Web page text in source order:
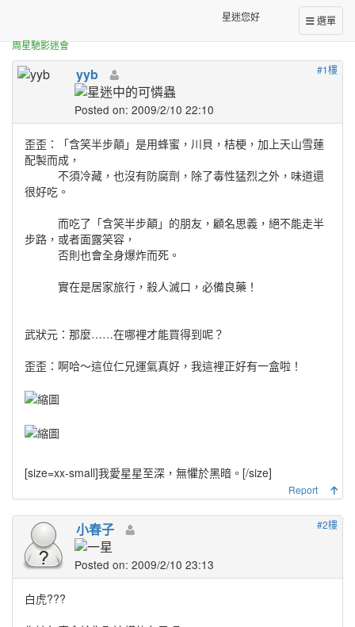
選單
星迷您好
周星馳影迷會
[分享] 含笑半步癲 巧克力
#1樓
yyb
Posted on: 2009/2/10 22:10
歪歪：「含笑半步顛」是用蜂蜜，川貝，桔梗，加上天山雪蓮
配製而成，
不須冷藏，也沒有防腐劑，除了毒性猛烈之外，味道還
很好吃。
而吃了「含笑半步顛」的朋友，顧名思義，絕不能走半
步路，或者面露笑容，
否則也會全身爆炸而死。
實在是居家旅行，殺人滅口，必備良藥！
武狀元：那麼……在哪裡才能買得到呢？
歪歪：啊哈～這位仁兄運氣真好，我這裡正好有一盒啦！
[size=xx-small]我愛星星至深，無懼於黑暗。 [/size]
Report
#2樓
小春子
Posted on: 2009/2/10 23:13
白虎???